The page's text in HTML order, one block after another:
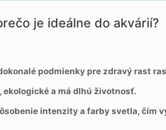
je ideálne do akvárií?
podmienky pre zdravý rast
a má dlhú životnosť.
intenzity a farby svetla, čím